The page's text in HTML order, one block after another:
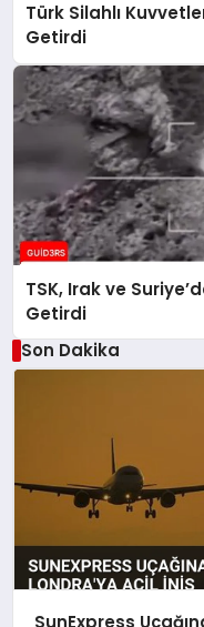
Türk Silahlı
Getirdi
TSK, Irak ve
Getirdi
Son Dakika
SunExpress